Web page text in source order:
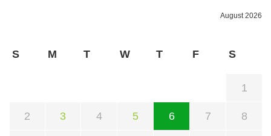
August 2026
S M T W T F S
1
2 3 4 5 6 7 8